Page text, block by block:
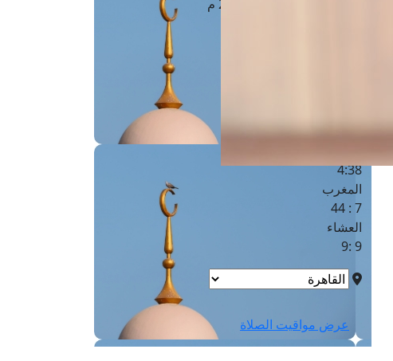
1 : 1
4:38
المغرب
7 : 44
العشاء
9 :9
عرض مواقيت الصلاة